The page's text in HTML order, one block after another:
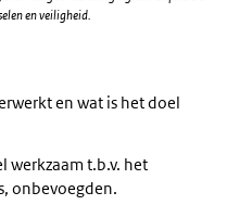
en veiligheid.
en wat is het doel
werkzaam t.b.v. het
onbevoegden.